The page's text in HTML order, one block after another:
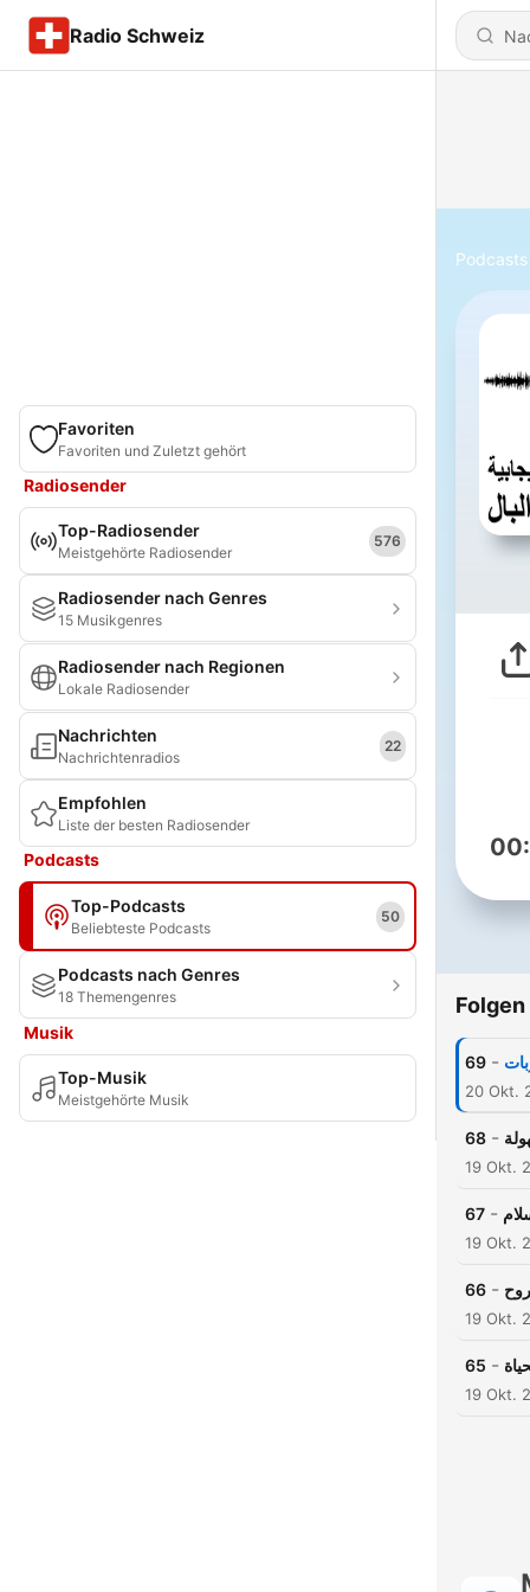
Radio Schweiz
Favoriten
Favoriten und Zuletzt gehört
Radiosender
Top-Radiosender
Meistgehörte Radiosender
576
Radiosender nach Genres
15 Musikgenres
Radiosender nach Regionen
Lokale Radiosender
Nachrichten
Nachrichtenradios
22
Empfohlen
Liste der besten Radiosender
Podcasts
Top-Podcasts
Beliebteste Podcasts
50
Podcasts nach Genres
18 Themengenres
Musik
Top-Musik
Meistgehörte Musik
Podcasts
Folgen
69 -
20 Okt.
68 -
19 Okt.
67 -
19 Okt.
66 -
19 Okt.
65 -
19 Okt.